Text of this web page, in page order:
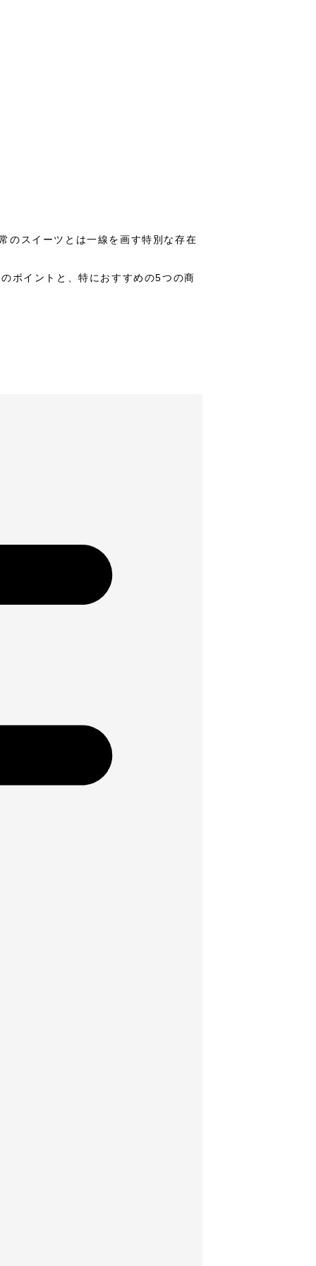
のスイーツとは一線を画す特別な存在
ポイントと、特におすすめの5つの商